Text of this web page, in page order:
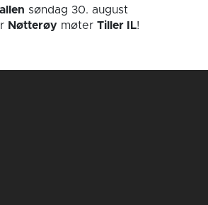
søndag 30. august
Nøtterøy møter Tiller IL!